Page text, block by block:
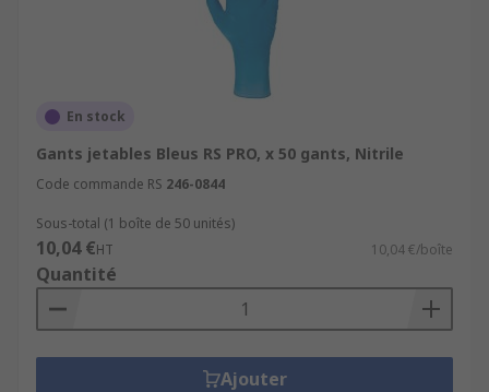
En stock
Gants jetables Bleus RS PRO, x 50 gants, Nitrile
Code commande RS 246-0844
Sous-total (1 boîte de 50 unités)
10,04 €HT 10,04 €/boîte
Quantité
Ajouter